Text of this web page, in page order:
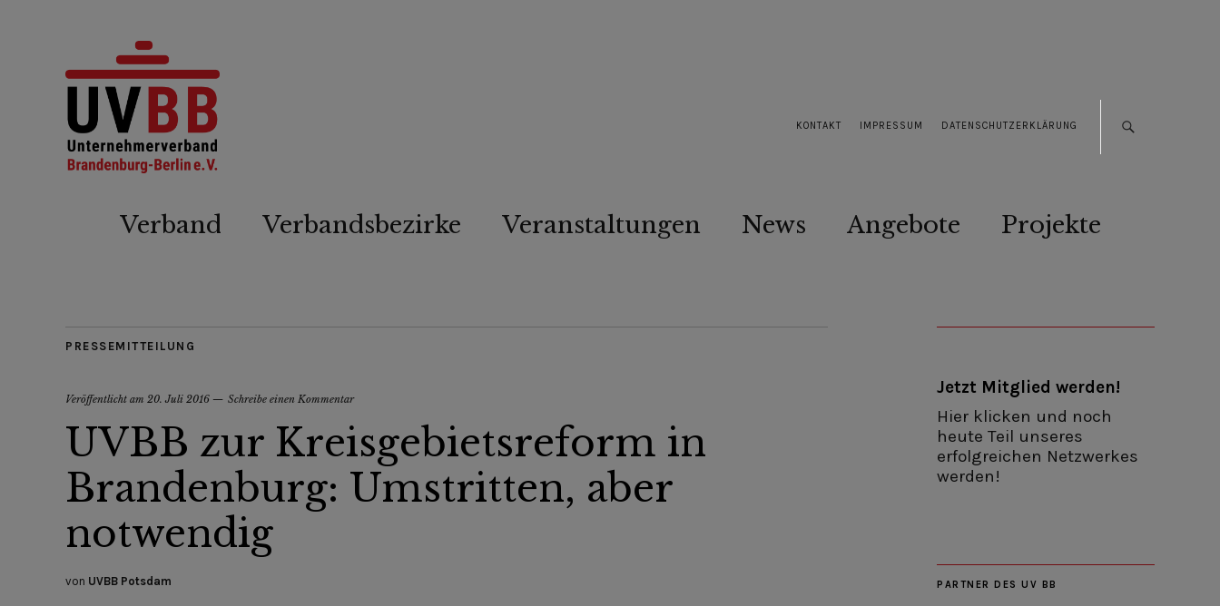
KONTAKT IMPRESSUM DATENSCHUTZERKLÄRUNG
Verband Verbandsbezirke Veranstaltungen News Angebote Projekte
PRESSEMITTEILUNG
Veröffentlicht am 20. Juli 2016 Schreibe einen Kommentar
UVBB zur Kreisgebietsreform in
Brandenburg: Umstritten, aber
notwendig
von UVBB Potsdam
Jetzt Mitglied werden!
Hier klicken und noch
heute Teil unseres
erfolgreichen Netzwerkes
werden!
PARTNER DES UV BB